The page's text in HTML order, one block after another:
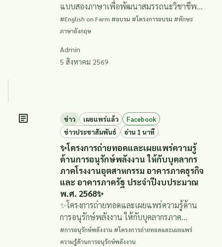
แบบสองภาษาเพื่อพัฒนาสมรรถนะวิชาชีพ
และทักษะภาษาอังกฤษด้านการเกษตรสู่
มาตรฐานสากล (English on Farm)✨
#English on Farm #อบรม #โครงการอบรม #ทักษะ
ภาษาอังกฤษ
Admin
5 สิงหาคม 2569
ข่าว เผยแพร่แล้ว
Facebook
ข่าวประชาสัมพันธ์
อ่าน 1 นาที
✨โครงการถ่ายทอดและเผยแพร่ความรู้
ด้านการอนุรักษ์พลังงาน ให้กับบุคลากร
ภาคโรงงานอุตสาหกรรม อาคารภาคธุรกิจ
และ อาคารภาครัฐ ประจำปีงบประมาณ
พ.ศ. 2568✨
✨โครงการถ่ายทอดและเผยแพร่ความรู้ด้าน
การอนุรักษ์พลังงาน ให้กับบุคลากรภาค
โรงงานอุตสาหกรรม อาคารภาคธุรกิจ และ
อาคารภาครัฐ ประจำปีงบประมาณ พ.ศ.
#การอนุรักษ์พลังงาน #โครงการถ่ายทอดและเผยแพร่
ความรู้ด้านการอนุรักษ์พลังงาน